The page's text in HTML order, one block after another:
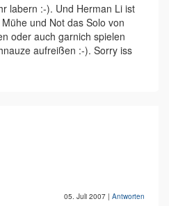
labern :-). Und Herman Li ist
und Not das Solo von
oder auch garnich spielen
aufreißen :-). Sorry iss
05. Juli 2007 | Antworten